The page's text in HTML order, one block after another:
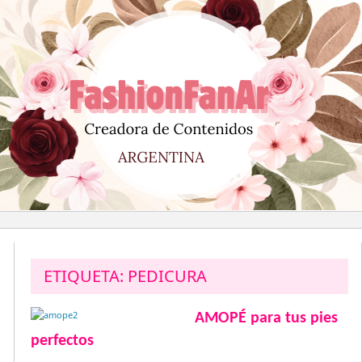
al
contenido
ETIQUETA: PEDICURA
AMOPÉ para tus pies
perfectos